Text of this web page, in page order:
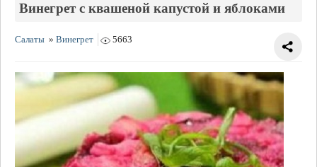
Винегрет с квашеной капустой и яблоками
Салаты » Винегрет 5663